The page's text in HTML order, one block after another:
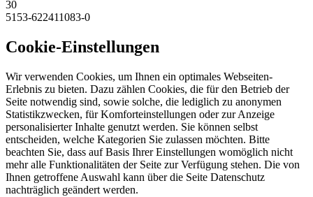
30
5153-622411083-0
Cookie-Einstellungen
Wir verwenden Cookies, um Ihnen ein optimales Webseiten-
Erlebnis zu bieten. Dazu zählen Cookies, die für den Betrieb der
Seite notwendig sind, sowie solche, die lediglich zu anonymen
Statistikzwecken, für Komforteinstellungen oder zur Anzeige
personalisierter Inhalte genutzt werden. Sie können selbst
entscheiden, welche Kategorien Sie zulassen möchten. Bitte
beachten Sie, dass auf Basis Ihrer Einstellungen womöglich nicht
mehr alle Funktionalitäten der Seite zur Verfügung stehen. Die von
Ihnen getroffene Auswahl kann über die Seite Datenschutz
nachträglich geändert werden.